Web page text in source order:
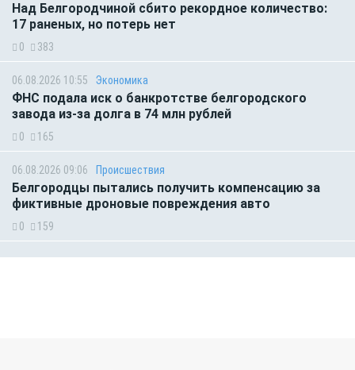
Над Белгородчиной сбито рекордное количество:
17 раненых, но потерь нет
0 383
06.08.2026 10:55 Экономика
ФНС подала иск о банкротстве белгородского
завода из-за долга в 74 млн рублей
0 165
06.08.2026 09:06 Происшествия
Белгородцы пытались получить компенсацию за
фиктивные дроновые повреждения авто
0 159